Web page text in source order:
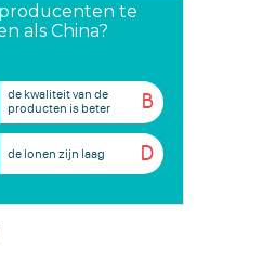
te
als China?
B
de kwaliteit van de
producten is beter
D
de lonen zijn laag